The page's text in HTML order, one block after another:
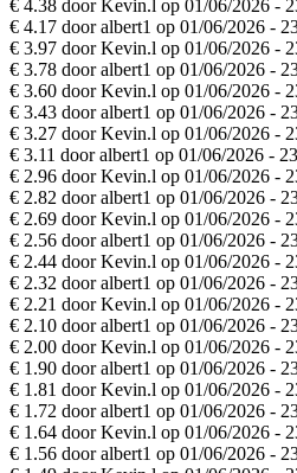
€ 4.38 door Kevin.l op 01/06/2026 -
€ 4.17 door albert1 op 01/06/2026 -
€ 3.97 door Kevin.l op 01/06/2026 -
€ 3.78 door albert1 op 01/06/2026 -
€ 3.60 door Kevin.l op 01/06/2026 -
€ 3.43 door albert1 op 01/06/2026 -
€ 3.27 door Kevin.l op 01/06/2026 -
€ 3.11 door albert1 op 01/06/2026 -
€ 2.96 door Kevin.l op 01/06/2026 -
€ 2.82 door albert1 op 01/06/2026 -
€ 2.69 door Kevin.l op 01/06/2026 -
€ 2.56 door albert1 op 01/06/2026 -
€ 2.44 door Kevin.l op 01/06/2026 -
€ 2.32 door albert1 op 01/06/2026 -
€ 2.21 door Kevin.l op 01/06/2026 -
€ 2.10 door albert1 op 01/06/2026 -
€ 2.00 door Kevin.l op 01/06/2026 -
€ 1.90 door albert1 op 01/06/2026 -
€ 1.81 door Kevin.l op 01/06/2026 -
€ 1.72 door albert1 op 01/06/2026 -
€ 1.64 door Kevin.l op 01/06/2026 -
€ 1.56 door albert1 op 01/06/2026 -